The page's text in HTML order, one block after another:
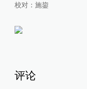
校对： 施鋆
评论